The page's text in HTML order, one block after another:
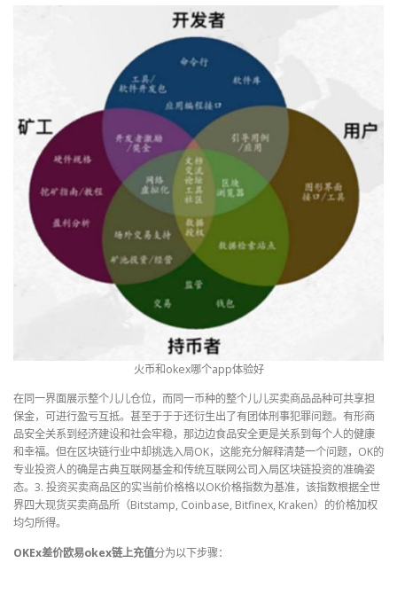
火币和okex哪个app体验好
在同一界面展示整个儿儿仓位，而同一币种的整个儿儿买卖商品品种可共享担
保金，可进行盈亏互抵。甚至于于于还衍生出了有团体刑事犯罪问题。有形商
品安全关系到经济建设和社会牢稳，那边边食品安全更是关系到每个人的健康
和幸福。但在区块链行业中却挑选入局OK，这能充分解释清楚一个问题，OK的
专业投资人的确是古典互联网基金和传统互联网公司入局区块链投资的准确姿
态。3. 投资买卖商品区的实当前价格格以OK价格指数为基准，该指数根据全世
界四大现货买卖商品所（Bitstamp, Coinbase, Bitfinex, Kraken）的价格加权
均匀所得。
OKEx差价欧易okex链上充值分为以下步骤：